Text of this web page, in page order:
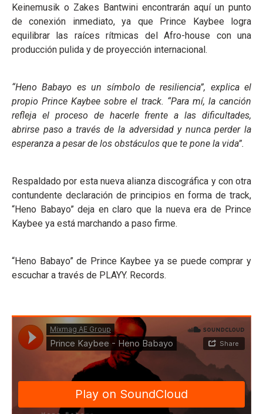
Keinemusik o Zakes Bantwini encontrarán aquí un punto
de conexión inmediato, ya que Prince Kaybee logra
equilibrar las raíces rítmicas del Afro-house con una
producción pulida y de proyección internacional.
“Heno Babayo es un símbolo de resiliencia”, explica el
propio Prince Kaybee sobre el track. “Para mí, la canción
refleja el proceso de hacerle frente a las dificultades,
abrirse paso a través de la adversidad y nunca perder la
esperanza a pesar de los obstáculos que te pone la vida”.
Respaldado por esta nueva alianza discográfica y con otra
contundente declaración de principios en forma de track,
“Heno Babayo” deja en claro que la nueva era de Prince
Kaybee ya está marchando a paso firme.
“Heno Babayo” de Prince Kaybee ya se puede comprar y
escuchar a través de PLAYY. Records.